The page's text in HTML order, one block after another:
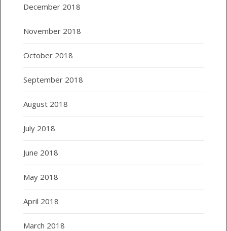
December 2018
November 2018
October 2018
September 2018
August 2018
July 2018
June 2018
May 2018
April 2018
March 2018